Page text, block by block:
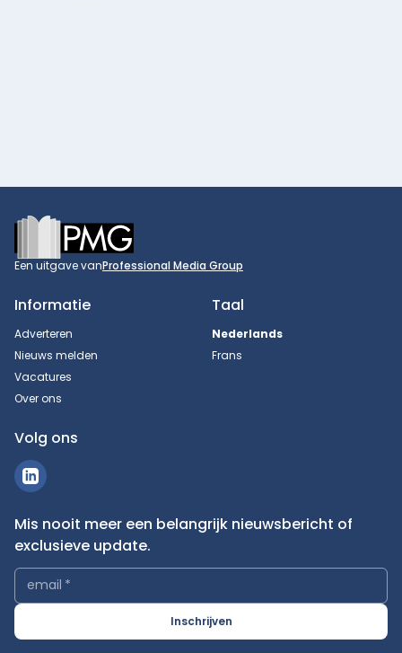
Footer
Een uitgave vanProfessional Media Group
Informatie
Adverteren
Nieuws melden
Vacatures
Over ons
Taal
Nederlands
Frans
Volg ons
Mis nooit meer een belangrijk nieuwsbericht of
exclusieve update.
email *
Inschrijven